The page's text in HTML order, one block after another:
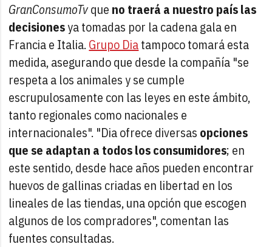
GranConsumoTvque no traerá a nuestro país las
decisionesya tomadas por la cadena gala en
Francia e Italia. Grupo Diatampoco tomará esta
medida, asegurando que desde la compañía "se
respeta a los animales y se cumple
escrupulosamente con las leyes en este ámbito,
tanto regionales como nacionales e
internacionales". "Dia ofrece diversas opciones
que se adaptan a todos los consumidores; en
este sentido, desde hace años pueden encontrar
huevos de gallinas criadas en libertad en los
lineales de las tiendas, una opción que escogen
algunos de los compradores", comentan las
fuentes consultadas.